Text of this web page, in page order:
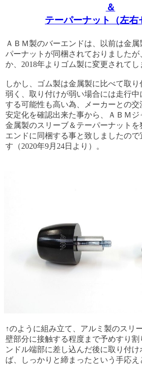
＆
テーパーナット（左右
ＡＢＭ製のバーエンドは、以前は金
パーナットが同梱されておりましたが
か、2018年よりゴム製に変更されてし
しかし、ゴム製は金属製に比べて取
弱く、取り付けが弱い場合には走行
する可能性も高い為、メーカーとの
安定化を確認出来た事から、ＡＢＭ
金属製のスリーブ＆テーパーナット
エンドに同梱する事と致しましたので
す（2020年9月24日より）。
↑のように組み立て、アルミ製のスリ
壁部分に接触する程度まで予めすり
ンドル端部に差し込んだ後に取り付
ば、しっかりと締まったという手応え